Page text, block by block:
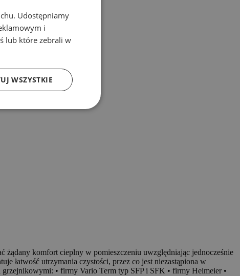
żądany komfort cieplny w pomieszczeniu uwzględniając jednocześnie
łatwość utrzymania czystości, przez co jest niezastąpiona w
grzejnikowymi: • firmy Vario Term typ SFP i SFK • firmy Heimeier •
Udostępniamy
i
lub które zebrali w
WSZYSTKIE